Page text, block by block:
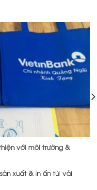
với môi trường &
xuất & in ấn túi vải